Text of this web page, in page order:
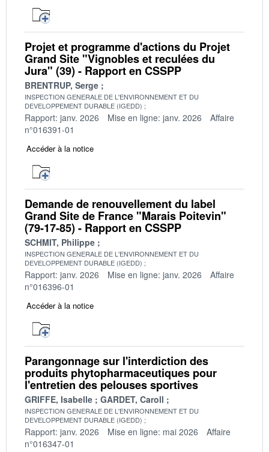
Projet et programme d'actions du Projet
Grand Site "Vignobles et reculées du
Jura" (39) - Rapport en CSSPP
BRENTRUP, Serge
INSPECTION GENERALE DE L'ENVIRONNEMENT ET DU
DEVELOPPEMENT DURABLE (IGEDD)
Rapport: janv. 2026 Mise en ligne: janv. 2026
Affaire
n°016391-01
Accéder à la notice
Demande de renouvellement du label
Grand Site de France "Marais Poitevin"
(79-17-85) - Rapport en CSSPP
SCHMIT, Philippe
INSPECTION GENERALE DE L'ENVIRONNEMENT ET DU
DEVELOPPEMENT DURABLE (IGEDD)
Rapport: janv. 2026 Mise en ligne: janv. 2026
Affaire
n°016396-01
Accéder à la notice
Parangonnage sur l'interdiction des
produits phytopharmaceutiques pour
l'entretien des pelouses sportives
GRIFFE, Isabelle GARDET, Caroll
INSPECTION GENERALE DE L'ENVIRONNEMENT ET DU
DEVELOPPEMENT DURABLE (IGEDD)
Rapport: janv. 2026 Mise en ligne: mai 2026
Affaire
n°016347-01